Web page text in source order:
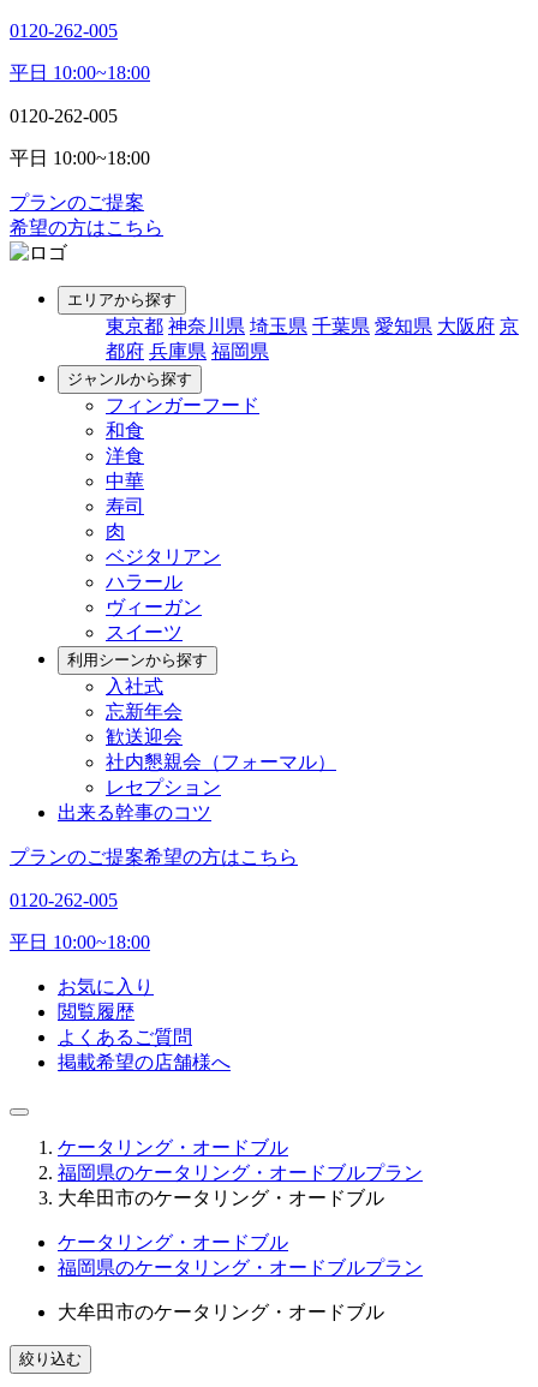
0120-262-005
平日 10:00~18:00
0120-262-005
平日 10:00~18:00
プランのご提案
希望の方はこちら
エリアから探す
東京都 神奈川県 埼玉県 千葉県 愛知県 大阪府 京
都府 兵庫県 福岡県
ジャンルから探す
フィンガーフード
和食
洋食
中華
寿司
肉
ベジタリアン
ハラール
ヴィーガン
スイーツ
利用シーンから探す
入社式
忘新年会
歓送迎会
社内懇親会（フォーマル）
レセプション
出来る幹事のコツ
プランのご提案希望の方はこちら
0120-262-005
平日 10:00~18:00
お気に入り
閲覧履歴
よくあるご質問
掲載希望の店舗様へ
ケータリング・オードブル
福岡県のケータリング・オードブルプラン
大牟田市のケータリング・オードブル
ケータリング・オードブル
福岡県のケータリング・オードブルプラン
大牟田市のケータリング・オードブル
絞り込む